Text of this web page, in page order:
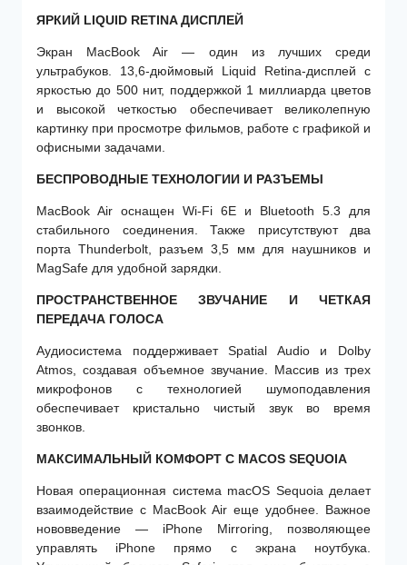
ЯРКИЙ LIQUID RETINA ДИСПЛЕЙ
Экран MacBook Air — один из лучших среди
ультрабуков. 13,6-дюймовый Liquid Retina-дисплей с
яркостью до 500 нит, поддержкой 1 миллиарда цветов
и высокой четкостью обеспечивает великолепную
картинку при просмотре фильмов, работе с графикой и
офисными задачами.
БЕСПРОВОДНЫЕ ТЕХНОЛОГИИ И РАЗЪЕМЫ
MacBook Air оснащен Wi-Fi 6E и Bluetooth 5.3 для
стабильного соединения. Также присутствуют два
порта Thunderbolt, разъем 3,5 мм для наушников и
MagSafe для удобной зарядки.
ПРОСТРАНСТВЕННОЕ ЗВУЧАНИЕ И ЧЕТКАЯ
ПЕРЕДАЧА ГОЛОСА
Аудиосистема поддерживает Spatial Audio и Dolby
Atmos, создавая объемное звучание. Массив из трех
микрофонов с технологией шумоподавления
обеспечивает кристально чистый звук во время
звонков.
МАКСИМАЛЬНЫЙ КОМФОРТ С MACOS SEQUOIA
Новая операционная система macOS Sequoia делает
взаимодействие с MacBook Air еще удобнее. Важное
нововведение — iPhone Mirroring, позволяющее
управлять iPhone прямо с экрана ноутбука.